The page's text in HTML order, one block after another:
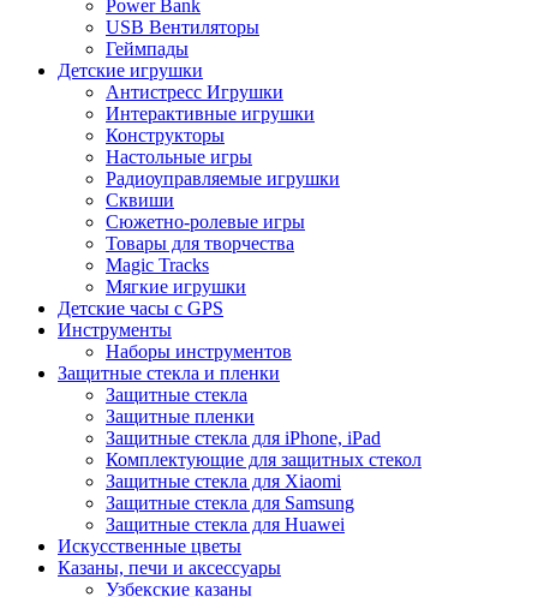
Power Bank
USB Вентиляторы
Геймпады
Детские игрушки
Антистресс Игрушки
Интерактивные игрушки
Конструкторы
Настольные игры
Радиоуправляемые игрушки
Сквиши
Сюжетно-ролевые игры
Товары для творчества
Magic Tracks
Мягкие игрушки
Детские часы с GPS
Инструменты
Наборы инструментов
Защитные стекла и пленки
Защитные стекла
Защитные пленки
Защитные стекла для iPhone, iPad
Комплектующие для защитных стекол
Защитные стекла для Xiaomi
Защитные стекла для Samsung
Защитные стекла для Huawei
Искусственные цветы
Казаны, печи и аксессуары
Узбекские казаны